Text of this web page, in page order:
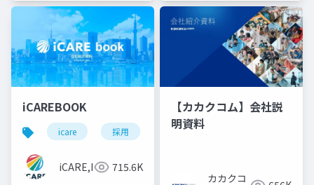
iCAREBOOK
icare 採用 カルチャーデック
iCARE,Inc 715.6K
【カカクコム】会社説
明資料
カカクコ